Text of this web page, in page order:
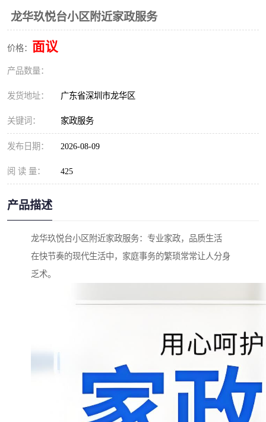
龙华玖悦台小区附近家政服务
价格： 面议
产品数量：
发货地址： 广东省深圳市龙华区
关键词： 家政服务
发布日期： 2026-08-09
阅 读 量： 425
产品描述
龙华玖悦台小区附近家政服务：专业家政，品质生活
在快节奏的现代生活中，家庭事务的繁琐常常让人分身
乏术。